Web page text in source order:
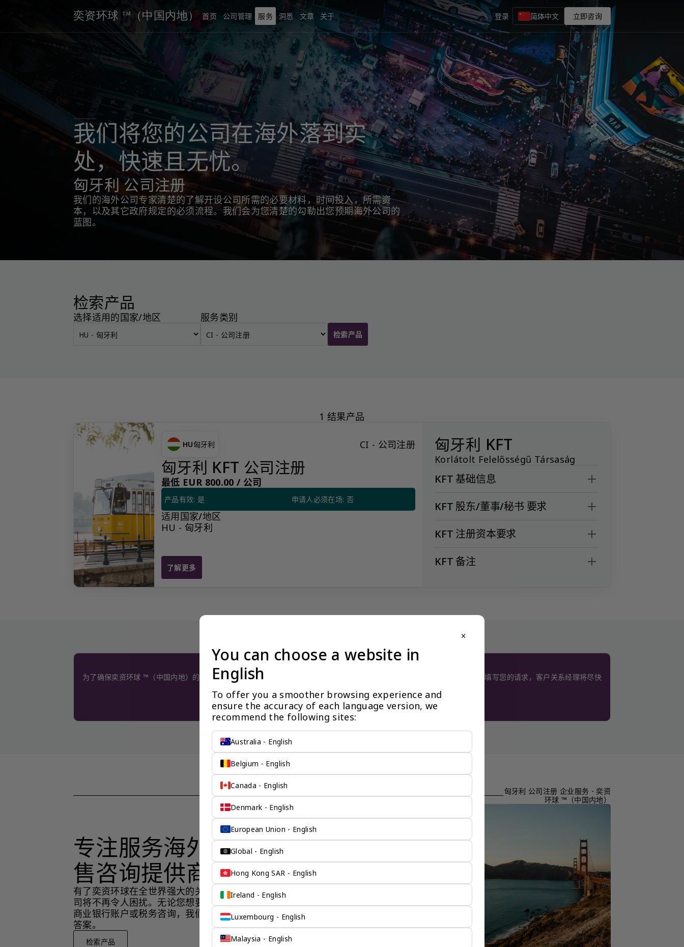
奕资环球 ™（中国内地） 首页 公司管理 服务 洞悉 文章 关于 登录 简体中文 立即咨询
我们将您的公司在海外落到实
处，快速且无忧。
匈牙利 公司注册
我们的海外公司专家清楚的了解开设公司所需的必要材料，时间投入，所需资
本，以及其它政府规定的必须流程。我们会为您清楚的勾勒出您预期海外公司的
蓝图。
检索产品
选择适用的国家/地区 服务类别
检索产品
1 结果产品
HU匈牙利 CI - 公司注册
匈牙利 KFT 公司注册
最低 EUR 800.00 / 公司
产品有效: 是 申请人必须在场: 否
适用国家/地区
HU - 匈牙利
了解更多
匈牙利 KFT 公司注册
匈牙利 KFT
Korlátolt Felelősségű Társaság
KFT 基础信息
KFT 股东/董事/秘书 要求
KFT 注册资本要求
KFT 备注
没有看到阁下期望的产品？更多产品信息可应要求提供。
为了确保奕资环球 ™（中国内地）的服务质量标准，我们限制某些产品公开展示，以避免混淆和不道德的竞争。请使用此表格填写您的请求，客户关系经理将尽快
让客户关系经理联系我
匈牙利 公司注册 企业服务 - 奕资
环球 ™（中国内地）
专注服务海外企业的零
售咨询提供商
有了奕资环球在全世界强大的关系网络，运营您的海外公
司将不再令人困扰。无论您想要外商企业注册服务、开设
商业银行账户或税务咨询，我们都可以为您提供最直接的
答案。
检索产品
close
You can choose a website in
English
To offer you a smoother browsing experience and
ensure the accuracy of each language version, we
recommend the following sites:
Australia - English
Belgium - English
Canada - English
Denmark - English
European Union - English
Global - English
Hong Kong SAR - English
Ireland - English
Luxembourg - English
Malaysia - English